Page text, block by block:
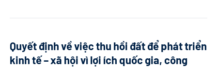
Quyết định về việc thu hồi đất để phát triển
kinh tế – xã hội vì lợi ích quốc gia, công